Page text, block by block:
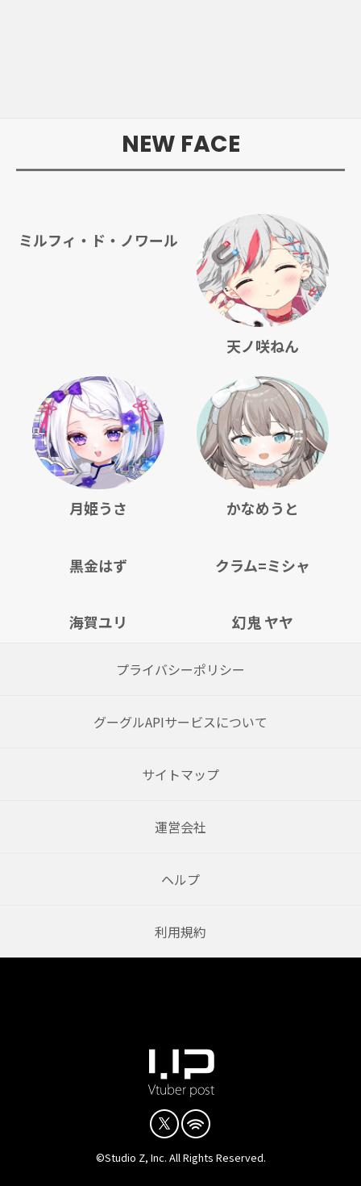
NEW FACE
ミルフィ・ド・ノワール
天ノ咲ねん
月姫うさ かなめうと
黒金はず クラム=ミシャ
海賀ユリ 幻鬼 ヤヤ
プライバシーポリシー
グーグルAPIサービスについて
サイトマップ
運営会社
ヘルプ
利用規約
©Studio Z, Inc. All Rights Reserved.